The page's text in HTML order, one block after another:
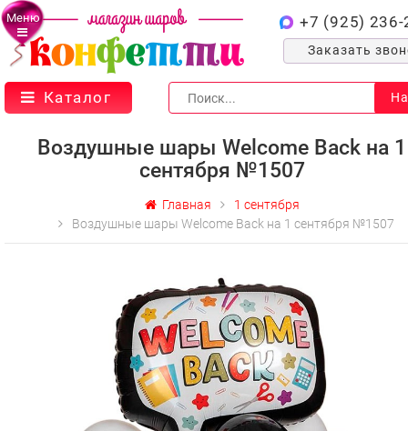
Меню +7 (925) 236-
Заказать
Каталог
Воздушные шары Welcome Back на 1
сентября №1507
Главная
1 сентября
Воздушные шары Welcome Back на 1 сентября №1507